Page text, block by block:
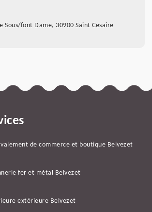
Sous/font Dame, 30900 Saint Cesaire
de commerce et boutique Belvezet
fer et métal Belvezet
extérieure Belvezet